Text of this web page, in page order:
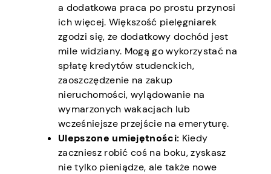
a dodatkowa praca po prostu przynosi
ich więcej. Większość pielęgniarek
zgodzi się, że dodatkowy dochód jest
mile widziany. Mogą go wykorzystać na
spłatę kredytów studenckich,
zaoszczędzenie na zakup
nieruchomości, wylądowanie na
wymarzonych wakacjach lub
wcześniejsze przejście na emeryturę.
Ulepszone umiejętności: Kiedy
zaczniesz robić coś na boku, zyskasz
nie tylko pieniądze, ale także nowe